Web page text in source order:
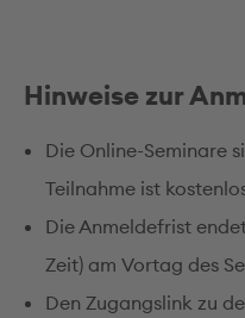
Hinweise zur
Die Online-Seminare
Teilnahme ist
Die Anmeldefrist
Zeit) am Vortag des
Den Zugangslink zu